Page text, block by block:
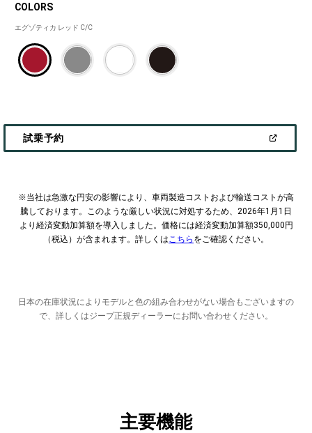
COLORS
COLORS
エグゾティカ レッド C/C
試乗予約
​​※当社は急激な円安の影響により、車両製造コストおよび輸送コストが高
騰しております。 このような厳しい状況に対処するため、2026年1月1日
より経済変動加算額を導入しました。‎ 価格には経済変動加算額350,000円
（税込）が含まれます。 詳しくはこちら をご確認ください。​​
日本の在庫状況によりモデルと色の組み合わせがない場合もございますの
で、詳しくはジープ正規ディーラーにお問い合わせください。
主要機能